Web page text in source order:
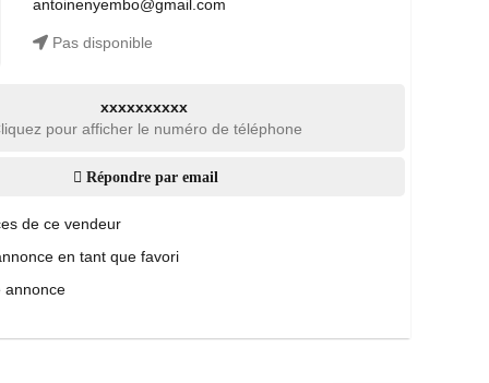
antoinenyembo@gmail.com
Pas disponible
xxxxxxxxxx
pour afficher le numéro de téléphone
Répondre par email
de ce vendeur
en tant que favori
annonce